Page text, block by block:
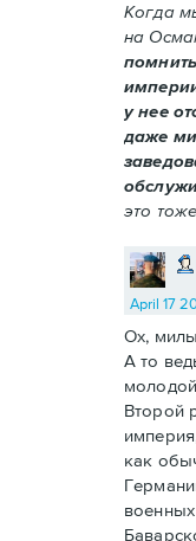
Когда
на
у нее
даже
это
April 17
Ох,
А то
Второй
как